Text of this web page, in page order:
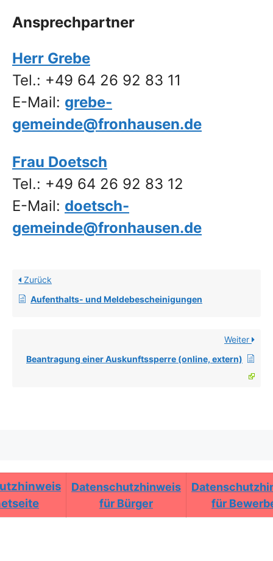
Ansprechpartner
Herr Grebe
Tel.: +49 64 26 92 83 11
E-Mail: grebe-
gemeinde@fronhausen.de
Frau Doetsch
Tel.: +49 64 26 92 83 12
E-Mail: doetsch-
gemeinde@fronhausen.de
Zurück
Aufenthalts- und Meldebescheinigungen
Weiter
Beantragung einer Auskunftssperre (online, extern)
Datenschutzhinweis
für Bürger
für